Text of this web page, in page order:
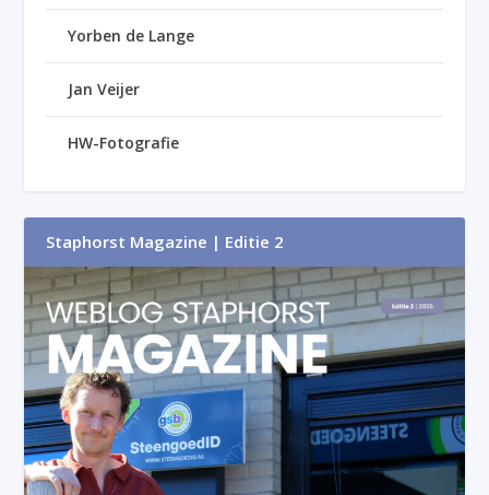
Yorben de Lange
Jan Veijer
HW-Fotografie
Staphorst Magazine | Editie 2